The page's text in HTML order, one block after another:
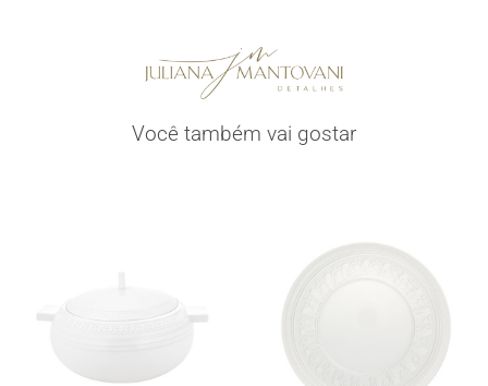
Você também vai gostar